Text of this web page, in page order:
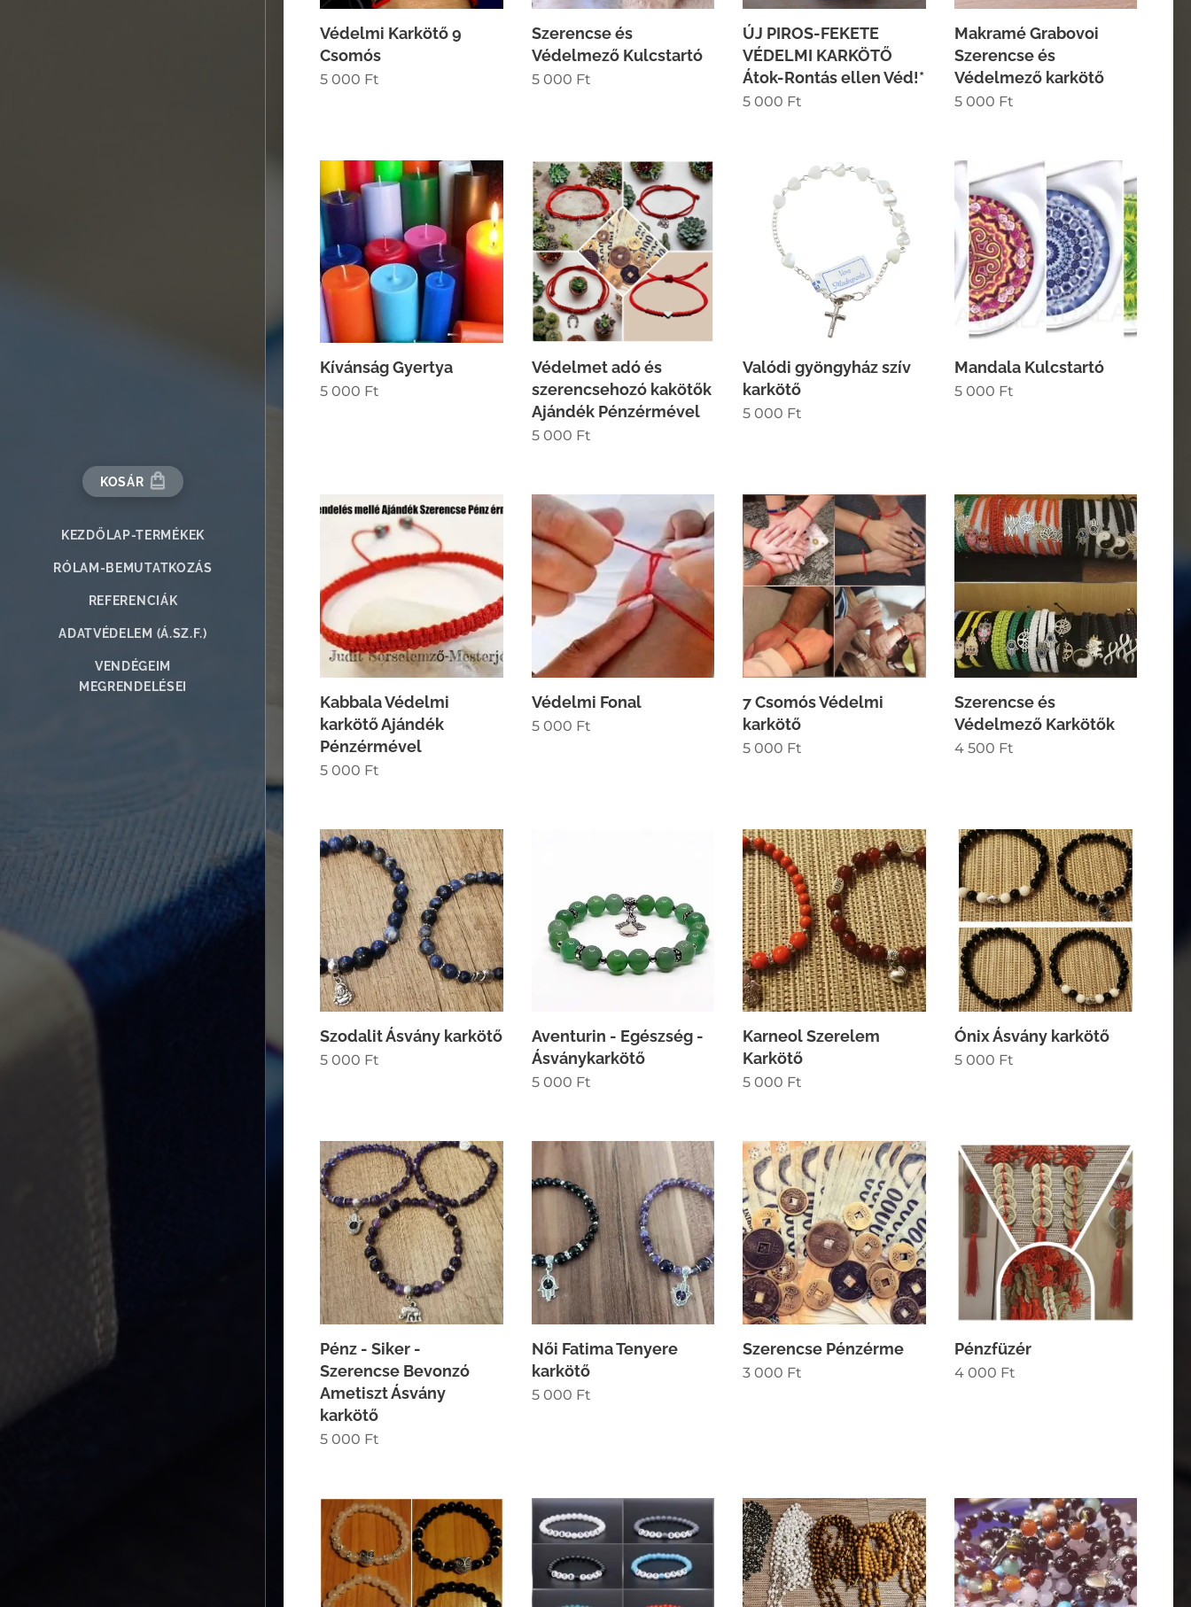
KOSÁR
KEZDŐLAP-TERMÉKEK
RÓLAM-BEMUTATKOZÁS
REFERENCIÁK
ADATVÉDELEM (Á.SZ.F.)
VENDÉGEIM
MEGRENDELÉSEI
Védelmi Karkötő 9
Csomós
5 000 Ft
Szerencse és
Védelmező Kulcstartó
5 000 Ft
ÚJ PIROS-FEKETE
VÉDELMI KARKÖTŐ
Átok-Rontás ellen Véd!*
5 000 Ft
Makramé Grabovoi
Szerencse és
Védelmező karkötő
5 000 Ft
Kívánság Gyertya
5 000 Ft
Védelmet adó és
szerencsehozó kakötők
Ajándék Pénzérmével
5 000 Ft
Valódi gyöngyház szív
karkötő
5 000 Ft
Mandala Kulcstartó
5 000 Ft
Kabbala Védelmi
karkötő Ajándék
Pénzérmével
5 000 Ft
Védelmi Fonal
5 000 Ft
7 Csomós Védelmi
karkötő
5 000 Ft
Szerencse és
Védelmező Karkötők
4 500 Ft
Szodalit Ásvány karkötő
5 000 Ft
Aventurin - Egészség -
Ásványkarkötő
5 000 Ft
Karneol Szerelem
Karkötő
5 000 Ft
Ónix Ásvány karkötő
5 000 Ft
Pénz - Siker -
Szerencse Bevonzó
Ametiszt Ásvány
karkötő
5 000 Ft
Női Fatima Tenyere
karkötő
5 000 Ft
Szerencse Pénzérme
3 000 Ft
Pénzfüzér
4 000 Ft